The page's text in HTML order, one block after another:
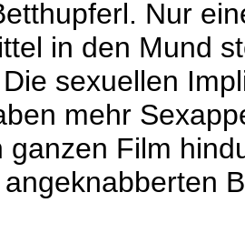
Nur
in den Mund
sexuellen
mehr
ganzen Film